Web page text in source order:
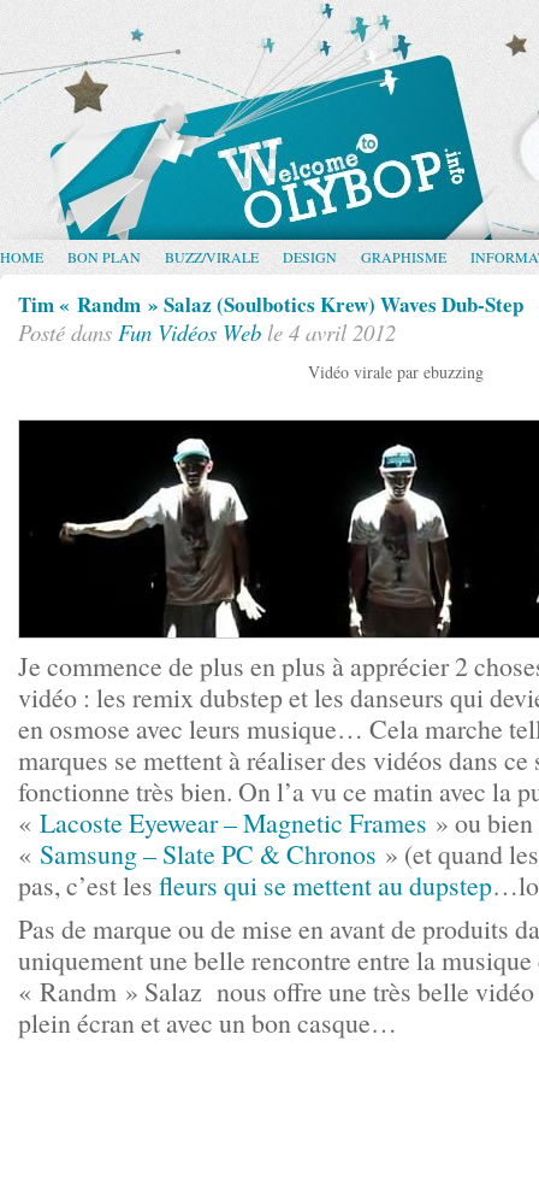
HOME BON PLAN BUZZ/VIRALE DESIGN GRAPHISME
Tim « Randm » Salaz (Soulbotics Krew) Waves Dub-Step
Posté dans Fun Vidéos Web le 4 avril 2012
Vidéo virale par ebuzzing
Je commence de plus en plus à apprécier 2
vidéo : les remix dubstep et les danseurs qui
en osmose avec leurs musique… Cela marche
marques se mettent à réaliser des vidéos dans ce
fonctionne très bien. On l’a vu ce matin avec la
« Lacoste Eyewear – Magnetic Frames » ou
« Samsung – Slate PC & Chronos » (et quand
pas, c’est les fleurs qui se mettent au dupstep
Pas de marque ou de mise en avant de produits
uniquement une belle rencontre entre la
« Randm » Salaz nous offre une très belle
plein écran et avec un bon casque…